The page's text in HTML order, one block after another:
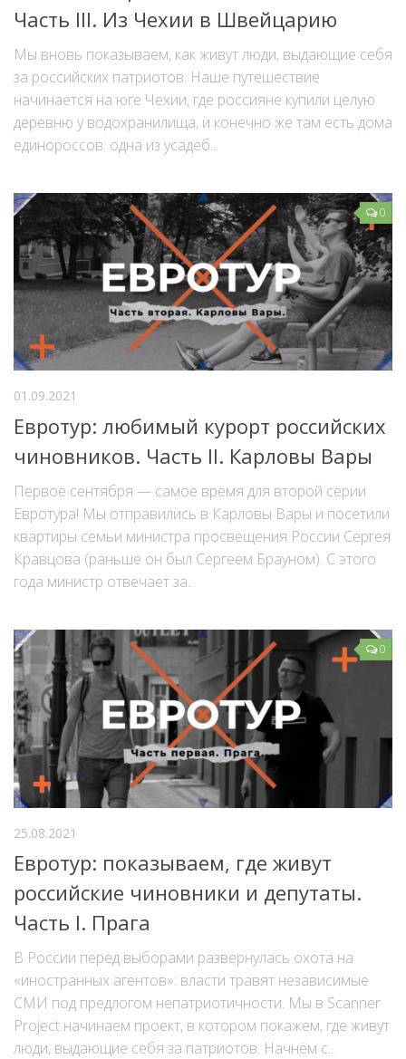
Часть III. Из Чехии в Швейцарию
Мы вновь показываем, как живут люди, выдающие себя
за российских патриотов. Наше путешествие
начинается на юге Чехии, где россияне купили целую
деревню у водохранилища, и конечно же там есть дома
единороссов: одна из усадеб...
0
01.09.2021
Евротур: любимый курорт российских
чиновников. Часть II. Карловы Вары
Первое сентября — самое время для второй серии
Евротура! Мы отправились в Карловы Вары и посетили
квартиры семьи министра просвещения России Сергея
Кравцова (раньше он был Сергеем Брауном). С этого
года министр отвечает за...
0
25.08.2021
Евротур: показываем, где живут
российские чиновники и депутаты.
Часть I. Прага
В России перед выборами развернулась охота на
«иностранных агентов»: власти травят независимые
СМИ под предлогом непатриотичности. Мы в Scanner
Project начинаем проект, в котором покажем, где живут
люди, выдающие себя за патриотов. Начнём с...